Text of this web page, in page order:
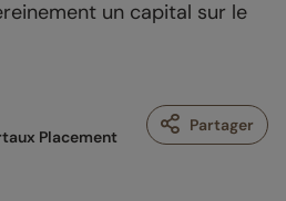
un capital sur le
Placement
Partager